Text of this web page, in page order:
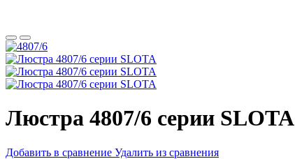
Люстра 4807/6 серии SLOTA
Добавить в сравнение Удалить из сравнения